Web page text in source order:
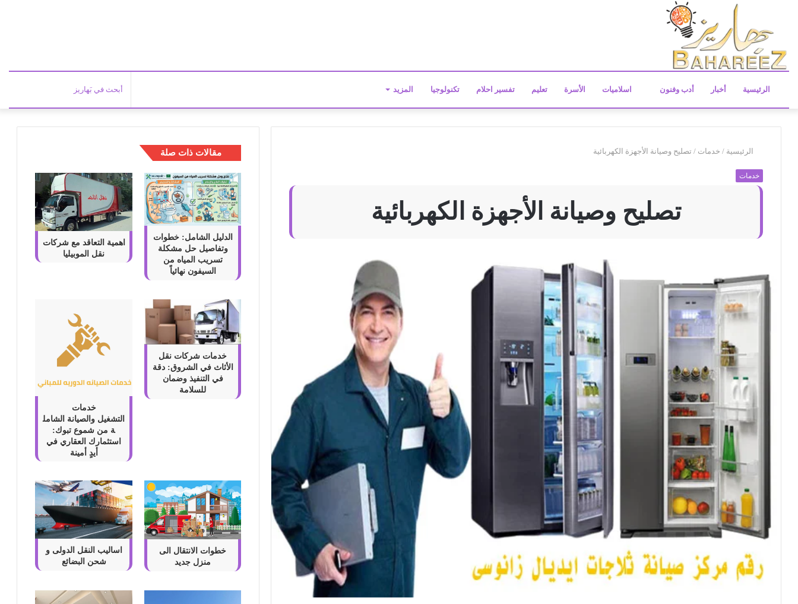
الرئيسية أخبار أدب وفنون اسلاميات الأسرة تعليم تفسير احلام تكنولوجيا المزيد
الرئيسية / خدمات / تصليح وصيانة الأجهزة الكهربائية
خدمات
تصليح وصيانة الأجهزة الكهربائية
مقالات ذات صلة
الدليل الشامل: خطوات
وتفاصيل حل مشكلة
تسريب المياه من
السيفون نهائياً
اهمية التعاقد مع شركات
نقل الموبيليا
خدمات شركات نقل
الأثاث في الشروق: دقة
في التنفيذ وضمان
للسلامة
خدمات
التشغيل والصيانة الشامل
ة من شموع تبوك:
استثمارك العقاري في
أيدٍ أمينة
خطوات الانتقال الى
منزل جديد
اساليب النقل الدولى و
شحن البضائع